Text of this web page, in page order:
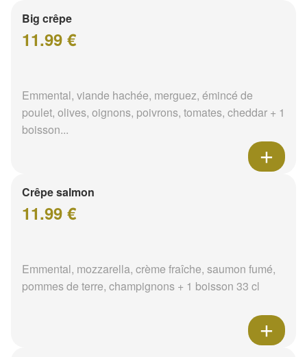
Big crêpe
11.99 €
Emmental, viande hachée, merguez, émincé de
poulet, olives, oignons, poivrons, tomates, cheddar + 1
boisson...
Crêpe salmon
11.99 €
Emmental, mozzarella, crème fraîche, saumon fumé,
pommes de terre, champignons + 1 boisson 33 cl